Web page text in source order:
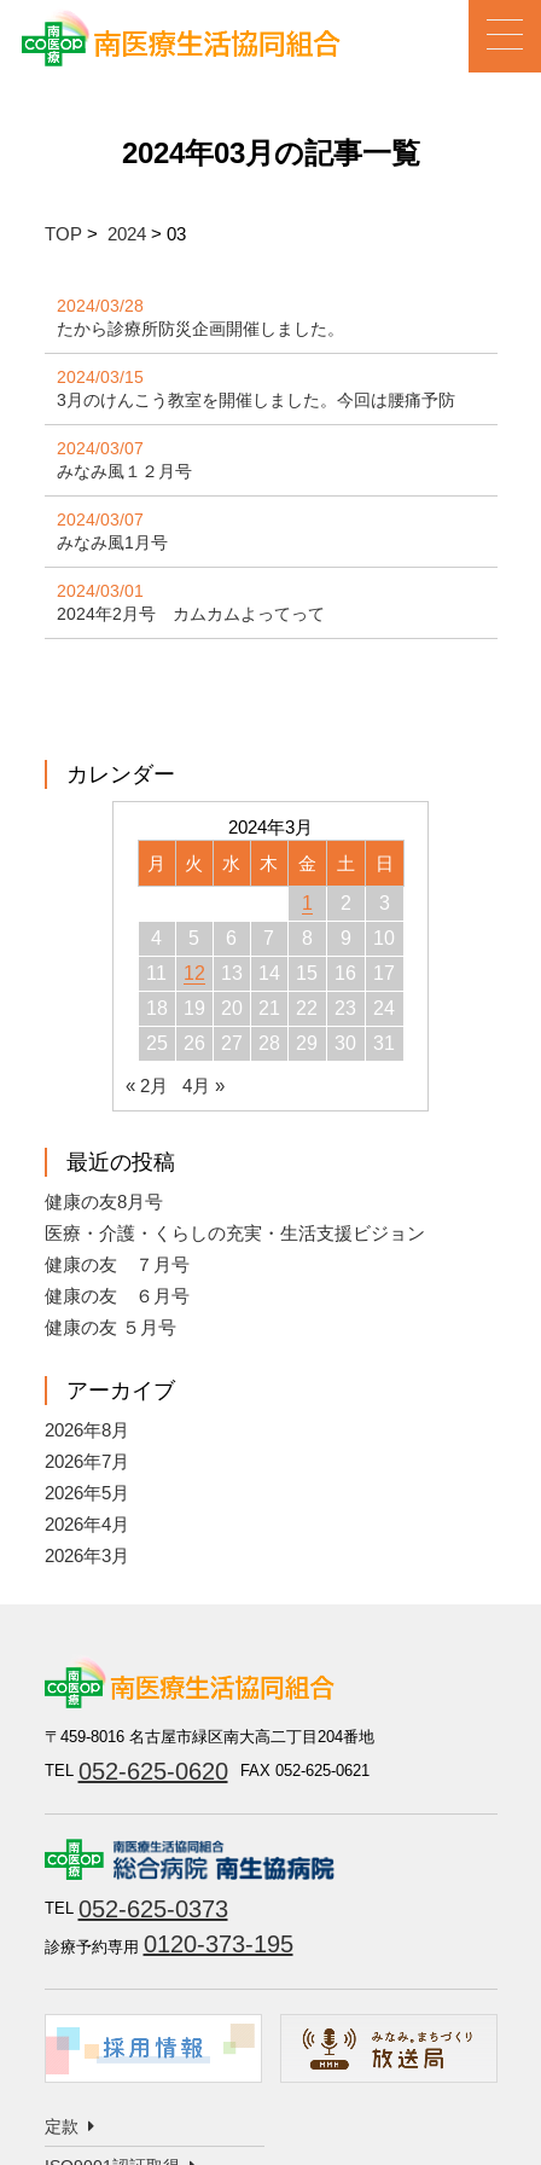
2024年03月の記事一覧
TOP> 2024 > 03
2024/03/28
たから診療所防災企画開催しました。
2024/03/15
3月のけんこう教室を開催しました。今回は腰痛予防
2024/03/07
みなみ風１２月号
2024/03/07
みなみ風1月号
2024/03/01
2024年2月号 カムカムよってって
カレンダー
2024年3月
月
火 水 木 金 土
日
1
2
3
4
5 6 7 8 9
10
11
12 13 14 15 16
17
18
19 20 21 22 23
24
25
26 27 28 29 30 31
« 2月 4月 »
最近の投稿
健康の友8月号
医療・介護・くらしの充実・生活支援ビジョン
健康の友 ７月号
健康の友 ６月号
健康の友 ５月号
アーカイブ
2026年8月
2026年7月
2026年5月
2026年4月
2026年3月
〒459-8016 名古屋市緑区南大高二丁目204番地
TEL 052-625-0620 FAX 052-625-0621
TEL 052-625-0373
診療予約専用 0120-373-195
定款